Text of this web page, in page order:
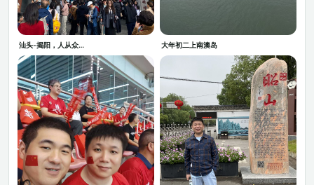
汕头-揭阳，人从众… 大年初二上南澳岛